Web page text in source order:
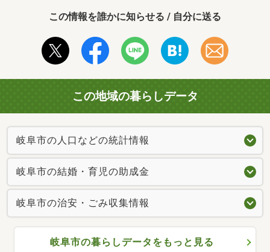
この情報を誰かに知らせる / 自分に送る
この地域の暮らしデータ
岐阜市の人口などの統計情報
岐阜市の結婚・育児の助成金
岐阜市の治安・ごみ収集情報
岐阜市の暮らしデータをもっと見る